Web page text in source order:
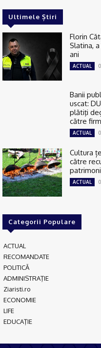
Ultimele Știri
Florin
Slatina,
ani
ACTUAL
Banii
uscat:
plătiţi
către
ACTUAL
Cultura
către
ACTUAL
Categorii Populare
ACTUAL
RECOMANDATE
POLITICĂ
ADMINISTRAŢIE
Ziaristi.ro
ECONOMIE
LIFE
EDUCAŢIE